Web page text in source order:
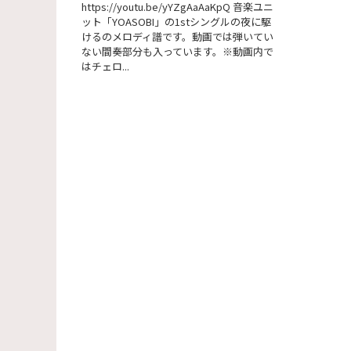
https://youtu.be/yYZgAaAaKpQ 音楽ユニ
ット「YOASOBI」の1stシングルの夜に駆
けるのメロディ譜です。動画では弾いてい
ない間奏部分も入っています。※動画内で
はチェロ...